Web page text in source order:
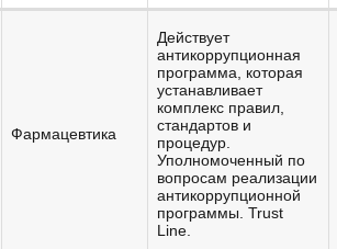
Фармацевтика
Действует
антикоррупционная
программа, которая
устанавливает
комплекс правил,
стандартов и
процедур.
Уполномоченный по
вопросам реализации
антикоррупционной
программы. Trust
Line.